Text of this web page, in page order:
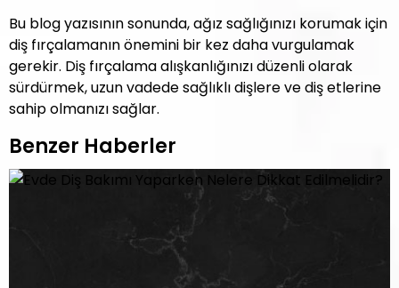
Bu blog yazısının sonunda, ağız sağlığınızı korumak için
diş fırçalamanın önemini bir kez daha vurgulamak
gerekir. Diş fırçalama alışkanlığınızı düzenli olarak
sürdürmek, uzun vadede sağlıklı dişlere ve diş etlerine
sahip olmanızı sağlar.
Benzer Haberler